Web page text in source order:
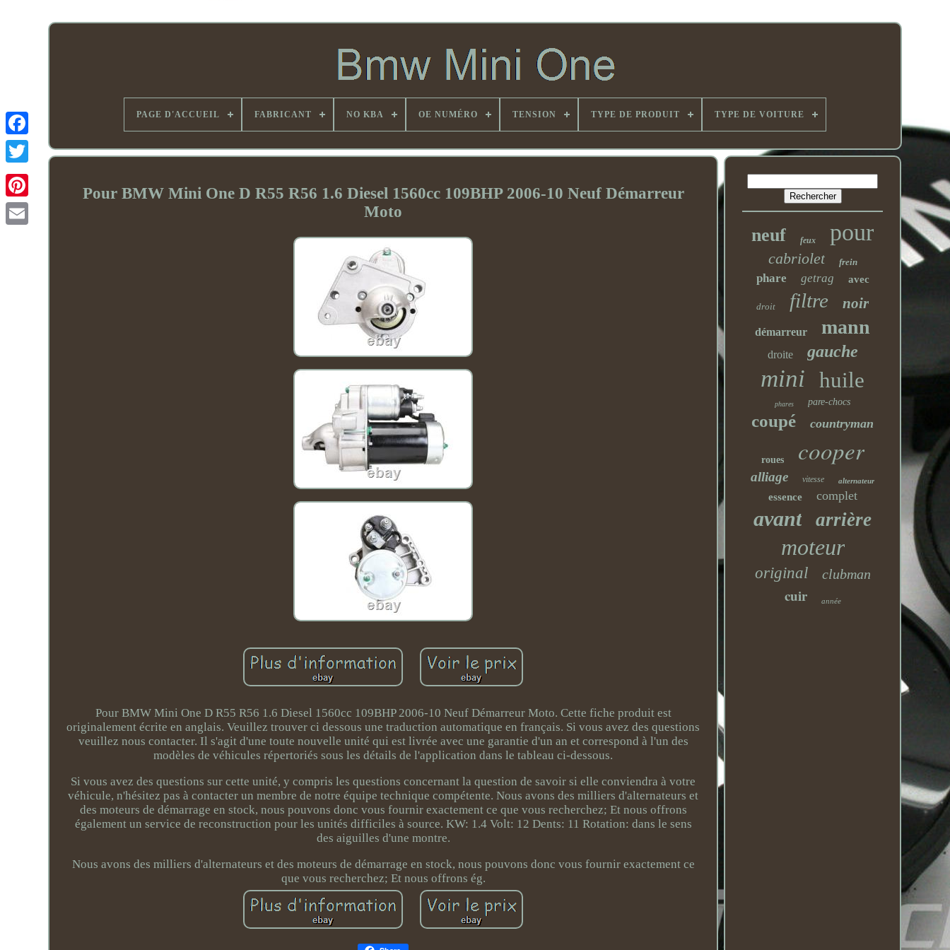
PAGE D'ACCUEIL FABRICANT NO KBA OE NUMÉRO TENSION TYPE DE PRODUIT TYPE DE VOITURE
Pour BMW Mini One D R55 R56 1.6 Diesel 1560cc 109BHP 2006-10 Neuf Démarreur
Moto
Pour BMW Mini One D R55 R56 1.6 Diesel 1560cc 109BHP 2006-10 Neuf Démarreur Moto. Cette fiche produit est
originalement écrite en anglais. Veuillez trouver ci dessous une traduction automatique en français. Si vous avez des questions
veuillez nous contacter. Il s'agit d'une toute nouvelle unité qui est livrée avec une garantie d'un an et correspond à l'un des
modèles de véhicules répertoriés sous les détails de l'application dans le tableau ci-dessous.
Si vous avez des questions sur cette unité, y compris les questions concernant la question de savoir si elle conviendra à votre
véhicule, n'hésitez pas à contacter un membre de notre équipe technique compétente. Nous avons des milliers d'alternateurs et
des moteurs de démarrage en stock, nous pouvons donc vous fournir exactement ce que vous recherchez; Et nous offrons
également un service de reconstruction pour les unités difficiles à source. KW: 1.4 Volt: 12 Dents: 11 Rotation: dans le sens
des aiguilles d'une montre.
Nous avons des milliers d'alternateurs et des moteurs de démarrage en stock, nous pouvons donc vous fournir exactement ce
que vous recherchez; Et nous offrons ég.
neuf feux pour
cabriolet frein
phare getrag avec
droit filtre noir
démarreur mann
droite gauche
mini huile
phares pare-chocs
coupé countryman
roues cooper
alliage vitesse alternateur
essence complet
avant arrière
moteur
original clubman
cuir année